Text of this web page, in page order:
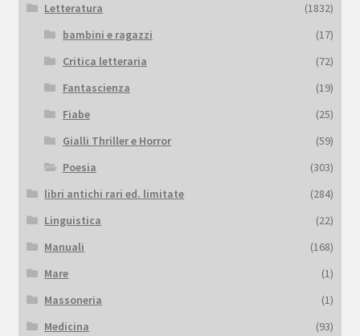
Letteratura
(1832)
bambini e ragazzi
(17)
Critica letteraria
(72)
Fantascienza
(19)
Fiabe
(25)
Gialli Thriller e Horror
(59)
Poesia
(303)
libri antichi rari ed. limitate
(284)
Linguistica
(22)
Manuali
(168)
Mare
(1)
Massoneria
(1)
Medicina
(93)